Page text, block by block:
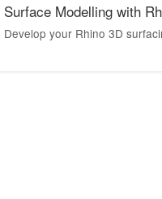
Surface Modelling with
Develop your Rhino 3D